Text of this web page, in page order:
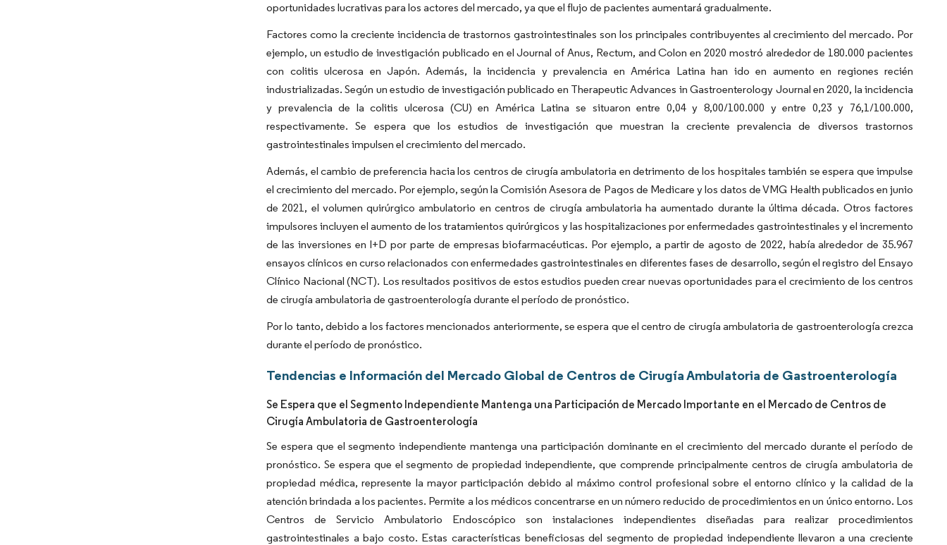
oportunidades lucrativas para los actores del mercado, ya que el flujo de pacientes aumentará gradualmente.
Factores como la creciente incidencia de trastornos gastrointestinales son los principales contribuyentes al crecimiento del mercado. Por
ejemplo, un estudio de investigación publicado en el Journal of Anus, Rectum, and Colon en 2020 mostró alrededor de 180.000 pacientes
con colitis ulcerosa en Japón. Además, la incidencia y prevalencia en América Latina han ido en aumento en regiones recién
industrializadas. Según un estudio de investigación publicado en Therapeutic Advances in Gastroenterology Journal en 2020, la incidencia
y prevalencia de la colitis ulcerosa (CU) en América Latina se situaron entre 0,04 y 8,00/100.000 y entre 0,23 y 76,1/100.000,
respectivamente. Se espera que los estudios de investigación que muestran la creciente prevalencia de diversos trastornos
gastrointestinales impulsen el crecimiento del mercado.
Además, el cambio de preferencia hacia los centros de cirugía ambulatoria en detrimento de los hospitales también se espera que impulse
el crecimiento del mercado. Por ejemplo, según la Comisión Asesora de Pagos de Medicare y los datos de VMG Health publicados en junio
de 2021, el volumen quirúrgico ambulatorio en centros de cirugía ambulatoria ha aumentado durante la última década. Otros factores
impulsores incluyen el aumento de los tratamientos quirúrgicos y las hospitalizaciones por enfermedades gastrointestinales y el incremento
de las inversiones en I+D por parte de empresas biofarmacéuticas. Por ejemplo, a partir de agosto de 2022, había alrededor de 35.967
ensayos clínicos en curso relacionados con enfermedades gastrointestinales en diferentes fases de desarrollo, según el registro del Ensayo
Clínico Nacional (NCT). Los resultados positivos de estos estudios pueden crear nuevas oportunidades para el crecimiento de los centros
de cirugía ambulatoria de gastroenterología durante el período de pronóstico.
Por lo tanto, debido a los factores mencionados anteriormente, se espera que el centro de cirugía ambulatoria de gastroenterología crezca
durante el período de pronóstico.
Tendencias e Información del Mercado Global de Centros de Cirugía Ambulatoria de Gastroenterología
Se Espera que el Segmento Independiente Mantenga una Participación de Mercado Importante en el Mercado de Centros de
Cirugía Ambulatoria de Gastroenterología
Se espera que el segmento independiente mantenga una participación dominante en el crecimiento del mercado durante el período de
pronóstico. Se espera que el segmento de propiedad independiente, que comprende principalmente centros de cirugía ambulatoria de
propiedad médica, represente la mayor participación debido al máximo control profesional sobre el entorno clínico y la calidad de la
atención brindada a los pacientes. Permite a los médicos concentrarse en un número reducido de procedimientos en un único entorno. Los
Centros de Servicio Ambulatorio Endoscópico son instalaciones independientes diseñadas para realizar procedimientos
gastrointestinales a bajo costo. Estas características beneficiosas del segmento de propiedad independiente llevaron a una creciente